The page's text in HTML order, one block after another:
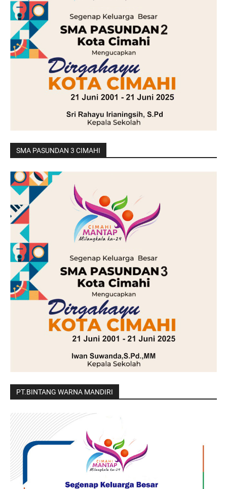
SMA PASUNDAN 3 CIMAHI
PT.BINTANG WARNA MANDIRI